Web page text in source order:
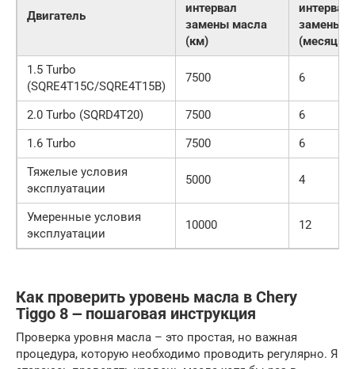
Двигатель
интервал
замены масла
(км)
интервал
замены
(месяцы)
1.5 Turbo
(SQRE4T15C/SQRE4T15B)
7500 6
2.0 Turbo (SQRD4T20) 7500
6
1.6 Turbo
7500
6
Тяжелые условия
эксплуатации
5000 4
Умеренные условия
эксплуатации
10000 12
Как проверить уровень масла в Chery
Tiggo 8 ౼ пошаговая инструкция
Проверка уровня масла – это простая, но важная
процедура, которую необходимо проводить регулярно. Я